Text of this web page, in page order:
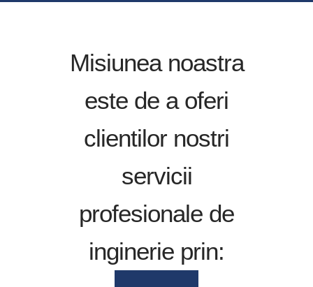
Misiunea noastra
este de a oferi
clientilor nostri
servicii
profesionale de
inginerie prin: